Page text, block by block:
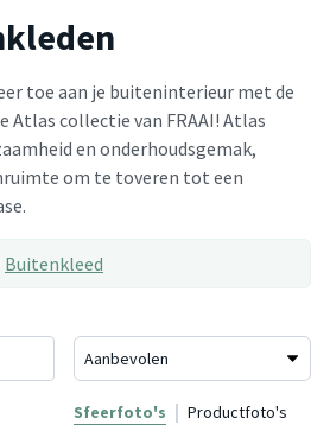
toe aan je buiteninterieur met de
Atlas collectie van FRAAI! Atlas
en onderhoudsgemak,
om te toveren tot een
Buitenkleed
Sfeerfoto's Productfoto's